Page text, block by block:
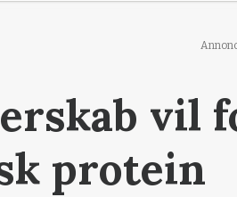
vil
protein